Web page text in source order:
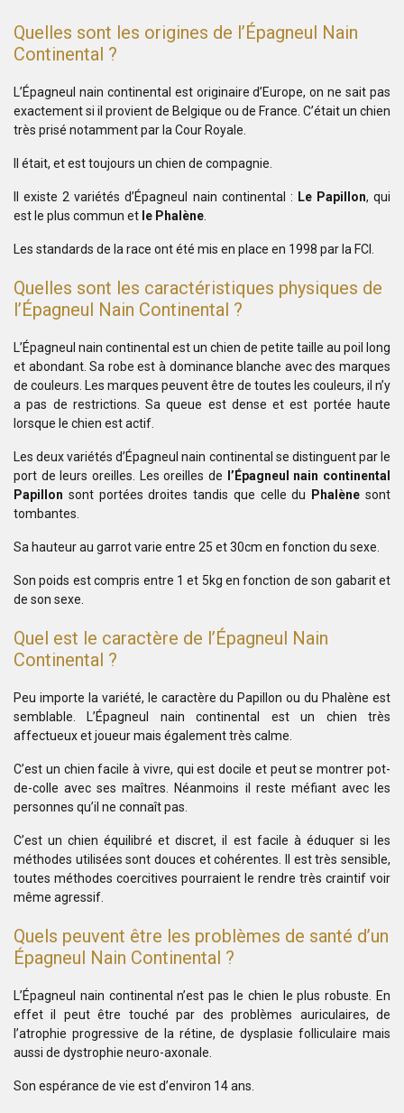
Quelles sont les origines de l’Épagneul Nain
Continental ?
L’Épagneul nain continental est originaire d’Europe, on ne sait pas
exactement si il provient de Belgique ou de France. C’était un chien
très prisé notamment par la Cour Royale.
Il était, et est toujours un chien de compagnie.
Il existe 2 variétés d’Épagneul nain continental : Le Papillon, qui
est le plus commun et le Phalène
Les standards de la race ont été mis en place en 1998 par la FCI.
Quelles sont les caractéristiques physiques de
l’Épagneul Nain Continental ?
L’Épagneul nain continental est un chien de petite taille au poil long
et abondant. Sa robe est à dominance blanche avec des marques
de couleurs. Les marques peuvent être de toutes les couleurs, il n’y
a pas de restrictions. Sa queue est dense et est portée haute
lorsque le chien est actif.
Les deux variétés d’Épagneul nain continental se distinguent par le
port de leurs oreilles. Les oreilles de
l’Épagneul nain continental
Papillon sont portées droites tandis que celle du Phalène sont
tombantes.
Sa hauteur au garrot varie entre 25 et 30cm en fonction du sexe.
Son poids est compris entre 1 et 5kg en fonction de son gabarit et
de son sexe.
Quel est le caractère de l’Épagneul Nain
Continental ?
Peu importe la variété, le caractère du Papillon ou du Phalène est
semblable. L’Épagneul nain continental est un chien très
affectueux et joueur mais également très calme.
C’est un chien facile à vivre, qui est docile et peut se montrer pot-
de-colle avec ses maîtres. Néanmoins il reste méfiant avec les
personnes qu’il ne connaît pas.
C’est un chien équilibré et discret, il est facile à éduquer si les
méthodes utilisées sont douces et cohérentes. Il est très sensible,
toutes méthodes coercitives pourraient le rendre très craintif voir
même agressif.
Quels peuvent être les problèmes de santé d’un
Épagneul Nain Continental ?
L’Épagneul nain continental n’est pas le chien le plus robuste. En
effet il peut être touché par des problèmes auriculaires, de
l’atrophie progressive de la rétine, de dysplasie folliculaire mais
aussi de dystrophie neuro-axonale.
Son espérance de vie est d’environ 14 ans.